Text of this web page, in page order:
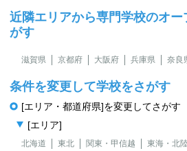
近隣エリアから専門学校のオー
がす
滋賀県 京都府 大阪府 兵庫県 奈良
条件を変更して学校をさがす
[エリア・都道府県]を変更してさがす
[エリア]
北海道 東北 関東・甲信越 東海・北